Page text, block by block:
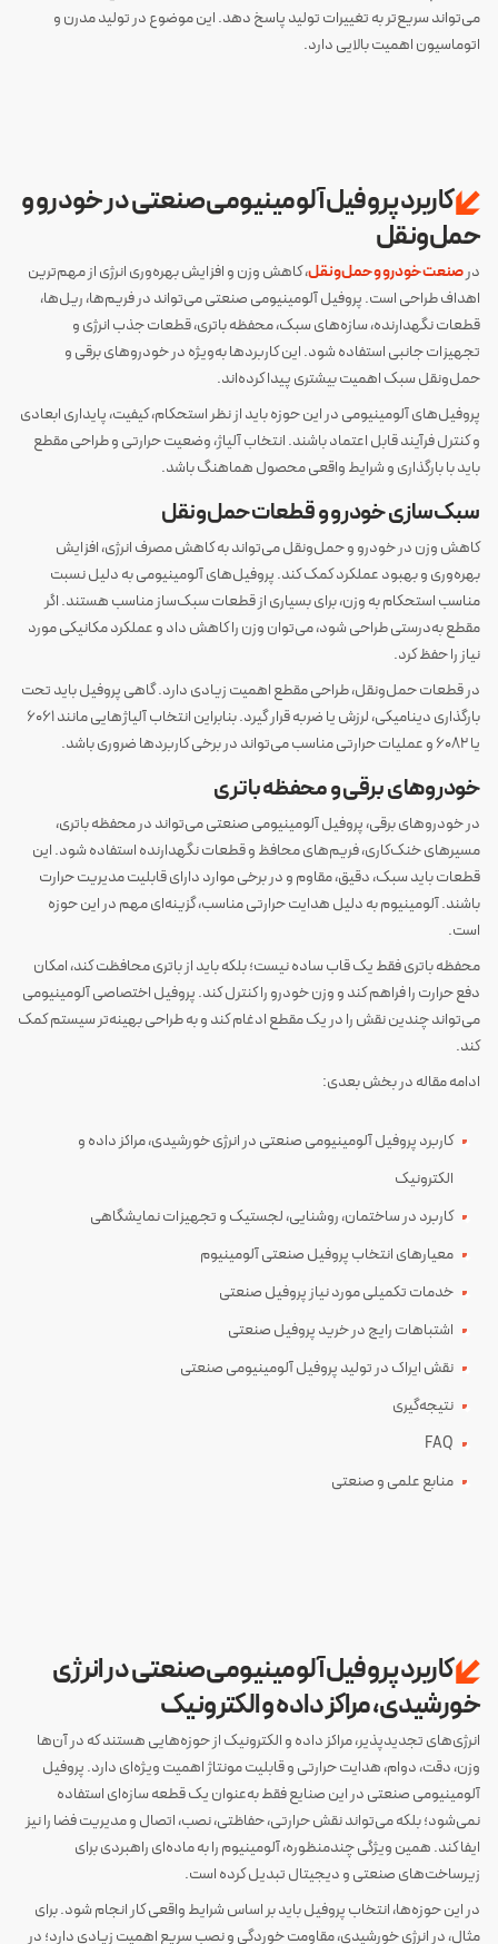
می‌تواند سریع‌تر به تغییرات تولید پاسخ دهد. این موضوع در تولید مدرن و
اتوماسیون اهمیت بالایی دارد.
کاربرد پروفیل آلومینیومی صنعتی در خودرو و
حمل‌ونقل
درصنعت خودرو و حمل‌ونقل، کاهش وزن و افزایش بهره‌وری انرژی از مهم‌ترین
اهداف طراحی است. پروفیل آلومینیومی صنعتی می‌تواند در فریم‌ها، ریل‌ها،
قطعات نگهدارنده، سازه‌های سبک، محفظه باتری، قطعات جذب انرژی و
تجهیزات جانبی استفاده شود. این کاربردها به‌ویژه در خودروهای برقی و
حمل‌ونقل سبک اهمیت بیشتری پیدا کرده‌اند.
پروفیل‌های آلومینیومی در این حوزه باید از نظر استحکام، کیفیت، پایداری ابعادی
و کنترل فرآیند قابل اعتماد باشند. انتخاب آلیاژ، وضعیت حرارتی و طراحی مقطع
باید با بارگذاری و شرایط واقعی محصول هماهنگ باشد.
سبک‌سازی خودرو و قطعات حمل‌ونقل
کاهش وزن در خودرو و حمل‌ونقل می‌تواند به کاهش مصرف انرژی، افزایش
بهره‌وری و بهبود عملکرد کمک کند. پروفیل‌های آلومینیومی به دلیل نسبت
مناسب استحکام به وزن، برای بسیاری از قطعات سبک‌ساز مناسب هستند. اگر
مقطع به‌درستی طراحی شود، می‌توان وزن را کاهش داد و عملکرد مکانیکی مورد
نیاز را حفظ کرد.
در قطعات حمل‌ونقل، طراحی مقطع اهمیت زیادی دارد. گاهی پروفیل باید تحت
بارگذاری دینامیکی، لرزش یا ضربه قرار گیرد. بنابراین انتخاب آلیاژهایی مانند 6061
یا 6082 و عملیات حرارتی مناسب می‌تواند در برخی کاربردها ضروری باشد.
خودروهای برقی و محفظه باتری
در خودروهای برقی، پروفیل آلومینیومی صنعتی می‌تواند در محفظه باتری،
مسیرهای خنک‌کاری، فریم‌های محافظ و قطعات نگهدارنده استفاده شود. این
قطعات باید سبک، دقیق، مقاوم و در برخی موارد دارای قابلیت مدیریت حرارت
باشند. آلومینیوم به دلیل هدایت حرارتی مناسب، گزینه‌ای مهم در این حوزه
است.
محفظه باتری فقط یک قاب ساده نیست؛ بلکه باید از باتری محافظت کند، امکان
دفع حرارت را فراهم کند و وزن خودرو را کنترل کند. پروفیل اختصاصی آلومینیومی
می‌تواند چندین نقش را در یک مقطع ادغام کند و به طراحی بهینه‌تر سیستم کمک
کند.
ادامه مقاله در بخش بعدی:
کاربرد پروفیل آلومینیومی صنعتی در انرژی خورشیدی، مراکز داده و
الکترونیک
کاربرد در ساختمان، روشنایی، لجستیک و تجهیزات نمایشگاهی
معیارهای انتخاب پروفیل صنعتی آلومینیوم
خدمات تکمیلی مورد نیاز پروفیل صنعتی
اشتباهات رایج در خرید پروفیل صنعتی
نقش ایراک در تولید پروفیل آلومینیومی صنعتی
نتیجه‌گیری
FAQ
منابع علمی و صنعتی
کاربرد پروفیل آلومینیومی صنعتی در انرژی
خورشیدی، مراکز داده و الکترونیک
انرژی‌های تجدیدپذیر، مراکز داده و الکترونیک از حوزه‌هایی هستند که در آن‌ها
وزن، دقت، دوام، هدایت حرارتی و قابلیت مونتاژ اهمیت ویژه‌ای دارد. پروفیل
آلومینیومی صنعتی در این صنایع فقط به‌عنوان یک قطعه سازه‌ای استفاده
نمی‌شود؛ بلکه می‌تواند نقش حرارتی، حفاظتی، نصب، اتصال و مدیریت فضا را نیز
ایفا کند. همین ویژگی چندمنظوره، آلومینیوم را به ماده‌ای راهبردی برای
زیرساخت‌های صنعتی و دیجیتال تبدیل کرده است.
در این حوزه‌ها، انتخاب پروفیل باید بر اساس شرایط واقعی کار انجام شود. برای
مثال، در انرژی خورشیدی، مقاومت خوردگی و نصب سریع اهمیت زیادی دارد؛ در